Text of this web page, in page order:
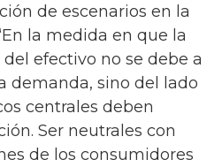
de escenarios en la
la medida en que la
efectivo no se debe a
demanda, sino del lado
centrales deben
Ser neutrales con
de los consumidores